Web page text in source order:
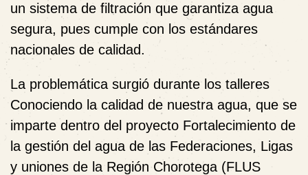
un sistema de filtración que garantiza agua
segura, pues cumple con los estándares
nacionales de calidad.
La problemática surgió durante los talleres
Conociendo la calidad de nuestra agua, que se
imparte dentro del proyecto Fortalecimiento de
la gestión del agua de las Federaciones, Ligas
y uniones de la Región Chorotega (FLUS